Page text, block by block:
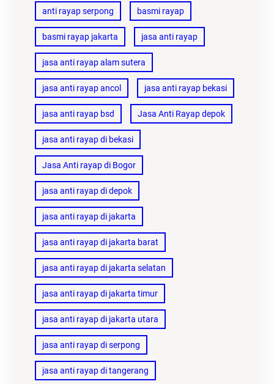
anti rayap serpong basmi rayap
basmi rayap jakarta jasa anti rayap
jasa anti rayap alam sutera
jasa anti rayap ancol jasa anti rayap bekasi
jasa anti rayap bsd Jasa Anti Rayap depok
jasa anti rayap di bekasi
Jasa Anti rayap di Bogor
jasa anti rayap di depok
jasa anti rayap di jakarta
jasa anti rayap di jakarta barat
jasa anti rayap di jakarta selatan
jasa anti rayap di jakarta timur
jasa anti rayap di jakarta utara
jasa anti rayap di serpong
jasa anti rayap di tangerang